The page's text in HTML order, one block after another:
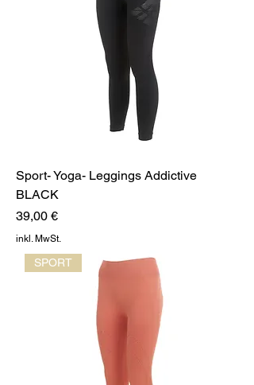
Sport- Yoga- Leggings Addictive
BLACK
Preis
39,00 €
inkl. MwSt.
SPORT